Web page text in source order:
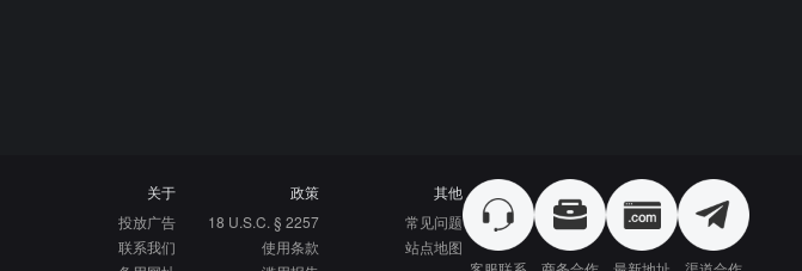
关于
投放广告
联系我们
政策
18 U.S.C. § 2257
使用条款
其他
常见问题
站点地图